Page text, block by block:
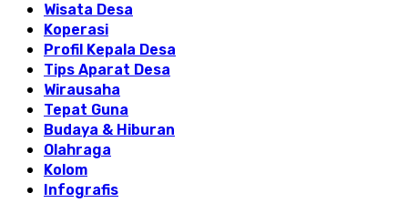
Wisata Desa
Koperasi
Profil Kepala Desa
Tips Aparat Desa
Wirausaha
Tepat Guna
Budaya & Hiburan
Olahraga
Kolom
Infografis